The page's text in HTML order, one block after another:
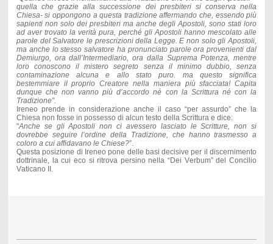
quella che grazie alla successione dei presbiteri si conserva nella
Chiesa- si oppongono a questa tradizione affermando che, essendo più
sapienti non solo dei presbiteri ma anche degli Apostoli, sono stati loro
ad aver trovato la verità pura, perché gli Apostoli hanno mescolato alle
parole del Salvatore le prescrizioni della Legge. E non solo gli Apostoli,
ma anche lo stesso salvatore ha pronunciato parole ora provenienti dal
Demiurgo, ora dall’Intermediario, ora dalla Suprema Potenza, mentre
loro conoscono il mistero segreto senza il minimo dubbio, senza
contaminazione alcuna e allo stato puro. ma questo significa
bestemmiare il proprio Creatore nella maniera più sfacciata! Capita
dunque che non vanno più d’accordo né con la Scrittura né con la
Tradizione”.
Ireneo prende in considerazione anche il caso “per assurdo” che la
Chiesa non fosse in possesso di alcun testo della Scrittura e dice:
"Anche se gli Apostoli non ci avessero lasciato le Scritture, non si
dovrebbe seguire l’ordine della Tradizione, che hanno trasmesso a
coloro a cui affidavano le Chiese?”.
Questa posizione di Ireneo pone delle basi decisive per il discernimento
dottrinale, la cui eco si ritrova persino nella “Dei Verbum” del Concilio
Vaticano II.